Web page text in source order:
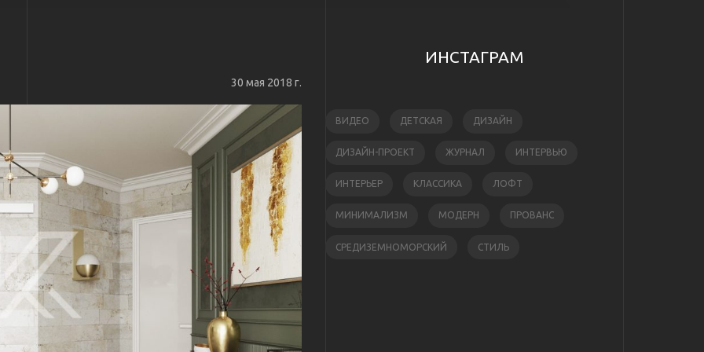
30 мая 2018 г.
ИНСТАГРАМ
ВИДЕО ДЕТСКАЯ ДИЗАЙН
ДИЗАЙН-ПРОЕКТ ЖУРНАЛ ИНТЕРВЬЮ
ИНТЕРЬЕР КЛАССИКА ЛОФТ
МИНИМАЛИЗМ МОДЕРН ПРОВАНС
СРЕДИЗЕМНОМОРСКИЙ СТИЛЬ